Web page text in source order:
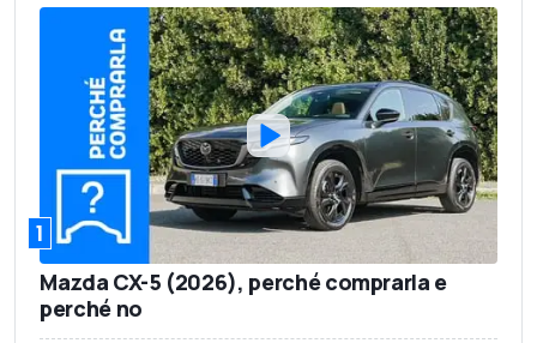
1
Mazda CX-5 (2026), perché comprarla e
perché no